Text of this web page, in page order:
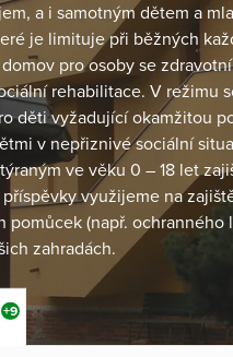
a i samotným dětem a
je limituje při běžných
pro osoby se
rehabilitace. V režimu
děti vyžadující okamžitou
v nepřiznivé sociální
ve věku 0 – 18 let
využijeme na
(např. ochranného
zahradách.
+9